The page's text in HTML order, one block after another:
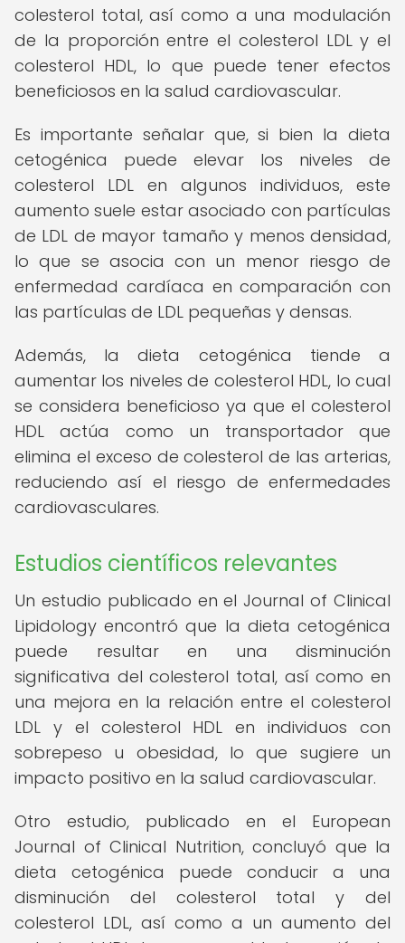
colesterol total, así como a una modulación
de la proporción entre el colesterol LDL y el
colesterol HDL, lo que puede tener efectos
beneficiosos en la salud cardiovascular.
Es importante señalar que, si bien la dieta
cetogénica puede elevar los niveles de
colesterol LDL en algunos individuos, este
aumento suele estar asociado con partículas
de LDL de mayor tamaño y menos densidad,
lo que se asocia con un menor riesgo de
enfermedad cardíaca en comparación con
las partículas de LDL pequeñas y densas.
Además, la dieta cetogénica tiende a
aumentar los niveles de colesterol HDL, lo cual
se considera beneficioso ya que el colesterol
HDL actúa como un transportador que
elimina el exceso de colesterol de las arterias,
reduciendo así el riesgo de enfermedades
cardiovasculares.
Estudios científicos relevantes
Un estudio publicado en el Journal of Clinical
Lipidology encontró que la dieta cetogénica
puede resultar en una disminución
significativa del colesterol total, así como en
una mejora en la relación entre el colesterol
LDL y el colesterol HDL en individuos con
sobrepeso u obesidad, lo que sugiere un
impacto positivo en la salud cardiovascular.
Otro estudio, publicado en el European
Journal of Clinical Nutrition, concluyó que la
dieta cetogénica puede conducir a una
disminución del colesterol total y del
colesterol LDL, así como a un aumento del